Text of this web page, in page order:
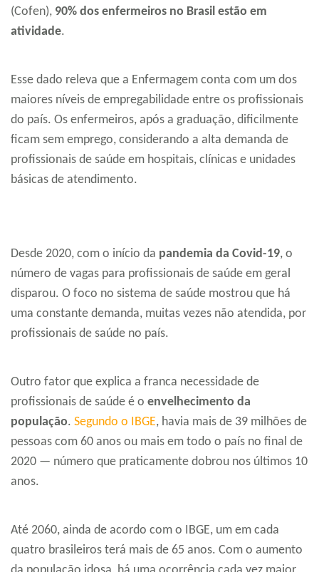
(Cofen), 90% dos enfermeiros no Brasil estão em
atividade.
Esse dado releva que a Enfermagem conta com um dos
maiores níveis de empregabilidade entre os profissionais
do país. Os enfermeiros, após a graduação, dificilmente
ficam sem emprego, considerando a alta demanda de
profissionais de saúde em hospitais, clínicas e unidades
básicas de atendimento.
Desde 2020, com o início da pandemia da Covid-19, o
número de vagas para profissionais de saúde em geral
disparou. O foco no sistema de saúde mostrou que há
uma constante demanda, muitas vezes não atendida, por
profissionais de saúde no país.
Outro fator que explica a franca necessidade de
profissionais de saúde é o envelhecimento da
população. Segundo o IBGE, havia mais de 39 milhões de
pessoas com 60 anos ou mais em todo o país no final de
2020 — número que praticamente dobrou nos últimos 10
anos.
Até 2060, ainda de acordo com o IBGE, um em cada
quatro brasileiros terá mais de 65 anos. Com o aumento